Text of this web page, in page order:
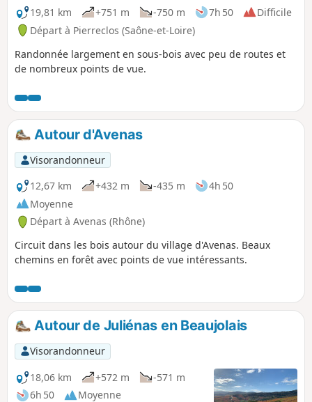
19,81 km
+751 m -750 m 7h 50
Difficile
Départ à Pierreclos (Saône-et-Loire)
Randonnée largement en sous-bois avec peu de routes et
de nombreux points de vue.
Autour d'Avenas
Visorandonneur
12,67 km
+432 m -435 m
4h 50
Moyenne
Départ à Avenas (Rhône)
Circuit dans les bois autour du village d'Avenas. Beaux
chemins en forêt avec points de vue intéressants.
Autour de Juliénas en Beaujolais
Visorandonneur
18,06 km
+572 m
-571 m
6h 50
Moyenne